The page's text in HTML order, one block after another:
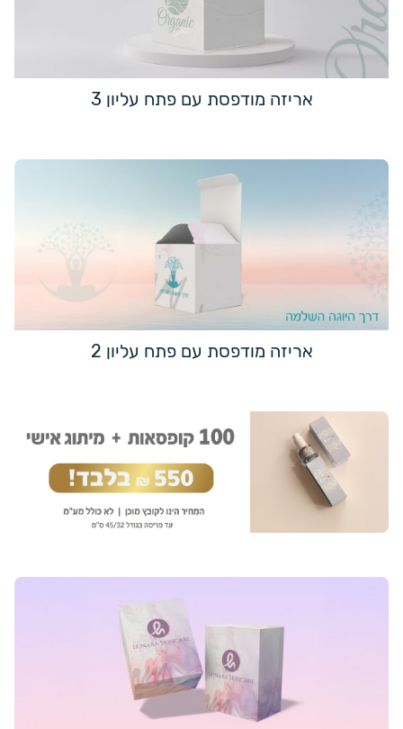
אריזה מודפסת עם פתח עליון 3
אריזה מודפסת עם פתח עליון 2